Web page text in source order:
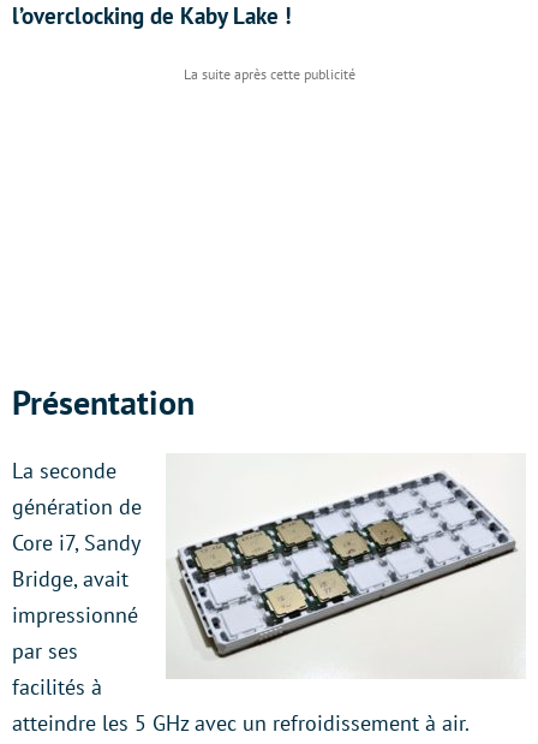
l’overclocking de Kaby Lake !
Présentation
La seconde
génération de
Core i7, Sandy
Bridge, avait
impressionné
par ses
facilités à
atteindre les 5 GHz avec un refroidissement à air.